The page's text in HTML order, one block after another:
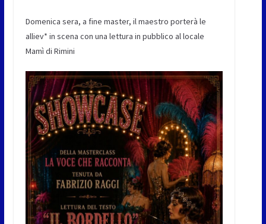
Domenica sera, a fine master, il maestro porterà le
alliev* in scena con una lettura in pubblico al locale
Mamì di Rimini